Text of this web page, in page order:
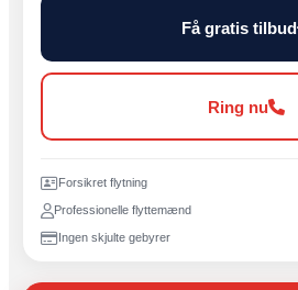
Få gratis tilbud
Ring nu
Forsikret flytning
Professionelle flyttemænd
Ingen skjulte gebyrer